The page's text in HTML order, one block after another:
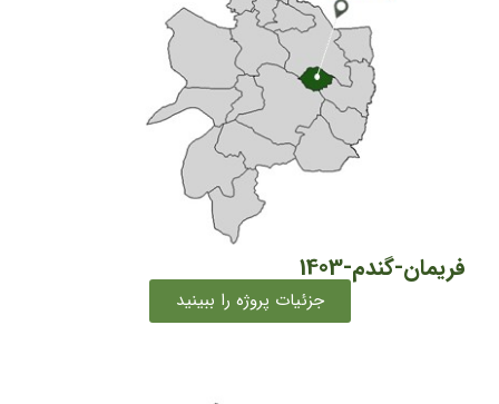
فریمان-گندم-1403
جزئیات پروژه را ببینید